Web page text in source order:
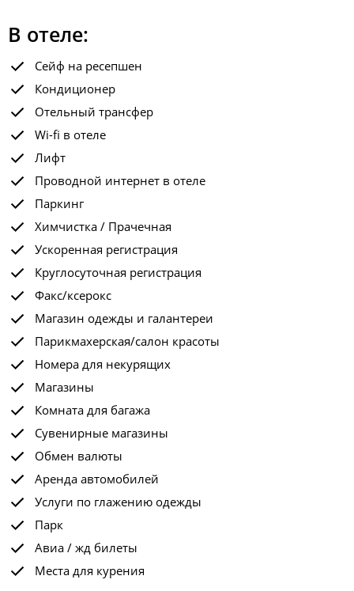
В отеле:
Сейф на ресепшен
Кондиционер
Отельный трансфер
Wi-fi в отеле
Лифт
Проводной интернет в отеле
Паркинг
Химчистка / Прачечная
Ускоренная регистрация
Круглосуточная регистрация
Факс/ксерокс
Магазин одежды и галантереи
Парикмахерская/салон красоты
Номера для некурящих
Магазины
Комната для багажа
Сувенирные магазины
Обмен валюты
Аренда автомобилей
Услуги по глажению одежды
Парк
Авиа / жд билеты
Места для курения